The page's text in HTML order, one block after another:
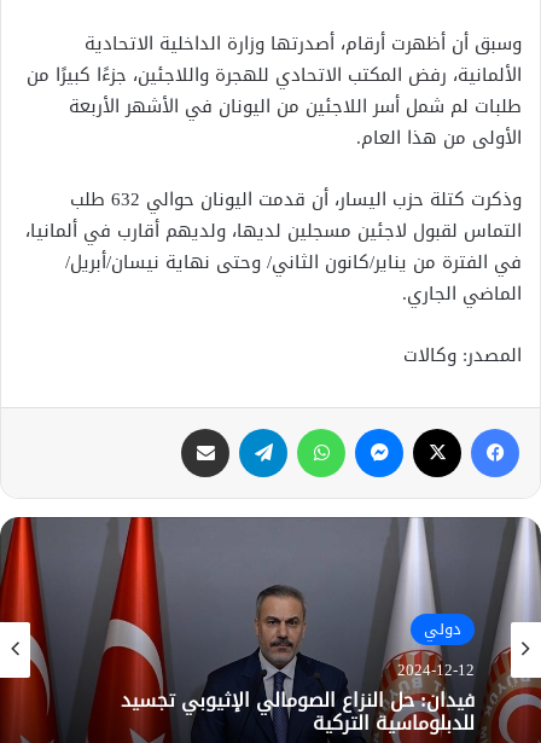
وسبق أن أظهرت أرقام، أصدرتها وزارة الداخلية الاتحادية
الألمانية، رفض المكتب الاتحادي للهجرة واللاجئين، جزءًا كبيرًا من
طلبات لم شمل أسر اللاجئين من اليونان في الأشهر الأربعة
الأولى من هذا العام.
وذكرت كتلة حزب اليسار، أن قدمت اليونان حوالي 632 طلب
التماس لقبول لاجئين مسجلين لديها، ولديهم أقارب في ألمانيا،
في الفترة من يناير/كانون الثاني/ وحتى نهاية نيسان/أبريل/
الماضي الجاري.
المصدر: وكالات
فيسبوك ماسنجر واتساب تيلقرام
دولي
2024-12-12
فيدان: حل النزاع الصومالي الإثيوبي تجسيد
للدبلوماسية التركية